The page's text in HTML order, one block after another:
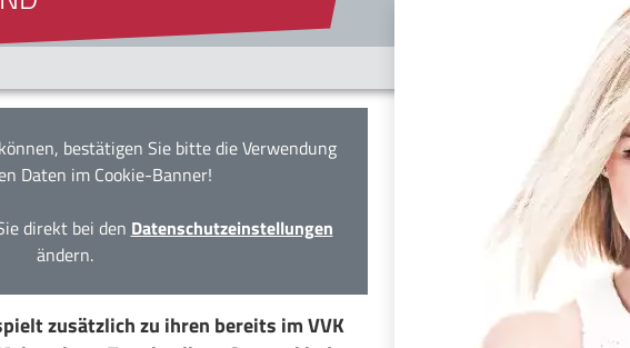
bestätigen Sie bitte die Verwendung
Daten im Cookie-Banner!
direkt bei den Datenschutzeinstellungen
ändern.
zusätzlich zu ihren bereits im VVK